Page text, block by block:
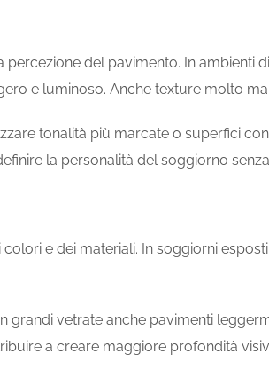
del pavimento. In
e luminoso. Anche texture molto
tonalità più marcate o superfici
la personalità del soggiorno
e dei materiali. In soggiorni
grandi vetrate anche pavimenti
a creare maggiore profondità